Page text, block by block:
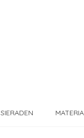
SIERADEN